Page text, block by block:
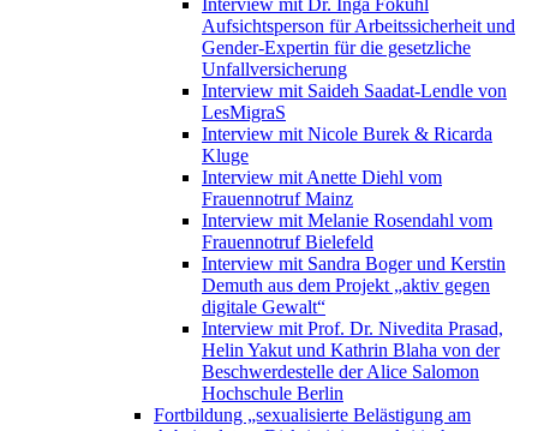
Interview mit Dr. Inga Fokuhl
Aufsichtsperson für Arbeitssicherheit und
Gender-Expertin für die gesetzliche
Unfallversicherung
Interview mit Saideh Saadat-Lendle von
LesMigraS
Interview mit Nicole Burek & Ricarda
Kluge
Interview mit Anette Diehl vom
Frauennotruf Mainz
Interview mit Melanie Rosendahl vom
Frauennotruf Bielefeld
Interview mit Sandra Boger und Kerstin
Demuth aus dem Projekt „aktiv gegen
digitale Gewalt“
Interview mit Prof. Dr. Nivedita Prasad,
Helin Yakut und Kathrin Blaha von der
Beschwerdestelle der Alice Salomon
Hochschule Berlin
Fortbildung „sexualisierte Belästigung am